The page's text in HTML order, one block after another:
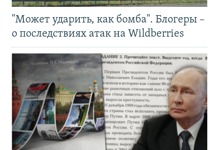
"Может ударить, как бомба". Блогеры –
о последствиях атак на Wildberries